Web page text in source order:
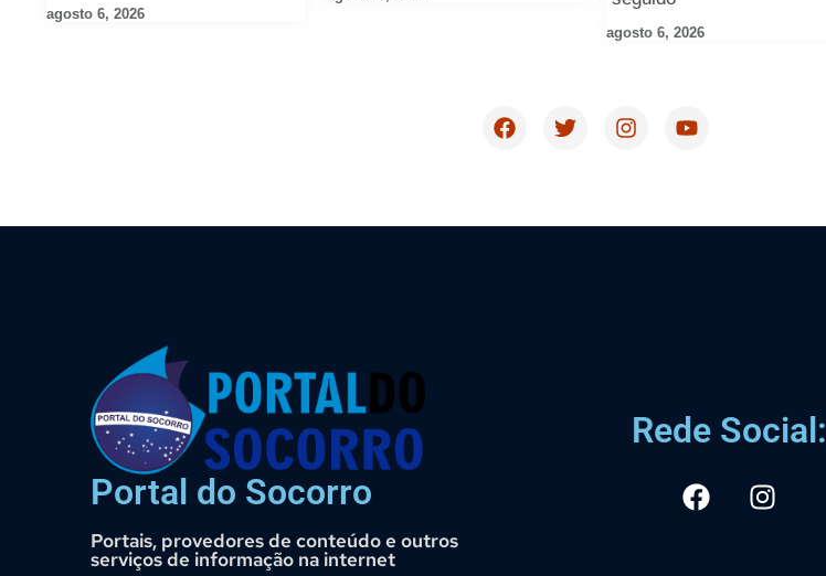
agosto 6, 2026
agosto 6, 2026
Portal do Socorro
Portais, provedores de conteúdo e outros
serviços de informação na internet
Rede Social: